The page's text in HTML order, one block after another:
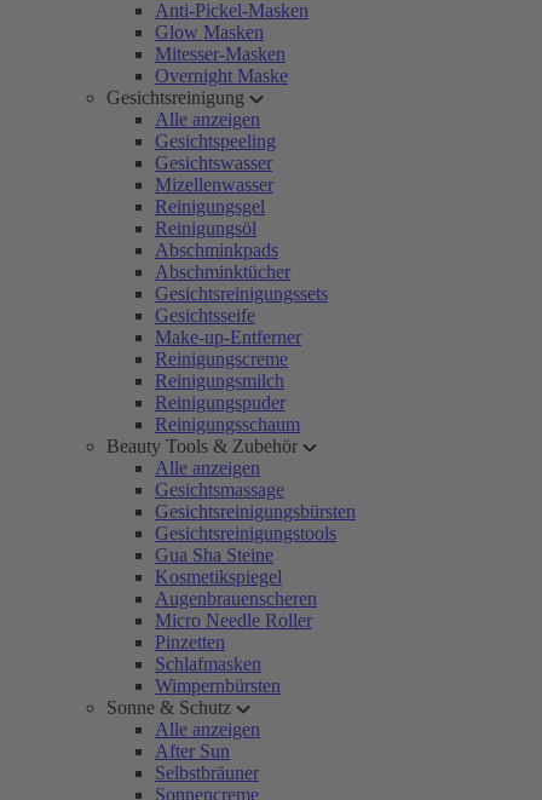
Anti-Pickel-Masken
Glow Masken
Mitesser-Masken
Overnight Maske
Gesichtsreinigung
Alle anzeigen
Gesichtspeeling
Gesichtswasser
Mizellenwasser
Reinigungsgel
Reinigungsöl
Abschminkpads
Abschminktücher
Gesichtsreinigungssets
Gesichtsseife
Make-up-Entferner
Reinigungscreme
Reinigungsmilch
Reinigungspuder
Reinigungsschaum
Beauty Tools & Zubehör
Alle anzeigen
Gesichtsmassage
Gesichtsreinigungsbürsten
Gesichtsreinigungstools
Gua Sha Steine
Kosmetikspiegel
Augenbrauenscheren
Micro Needle Roller
Pinzetten
Schlafmasken
Wimpernbürsten
Sonne & Schutz
Alle anzeigen
After Sun
Selbstbräuner
Sonnencreme